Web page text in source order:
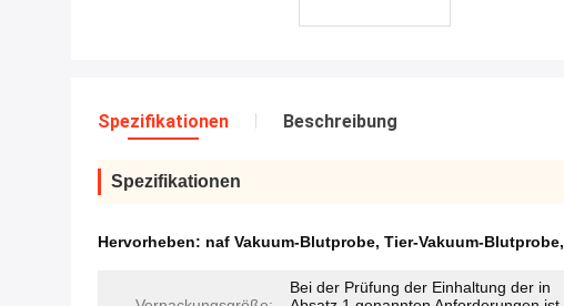
Spezifikationen Beschreibung
Spezifikationen
Hervorheben: naf Vakuum-Blutprobe, Tier-Vakuum-Blutprobe,
Bei der Prüfung der Einhaltung der in